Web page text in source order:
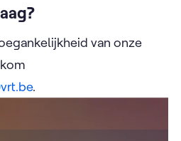
van onze
.